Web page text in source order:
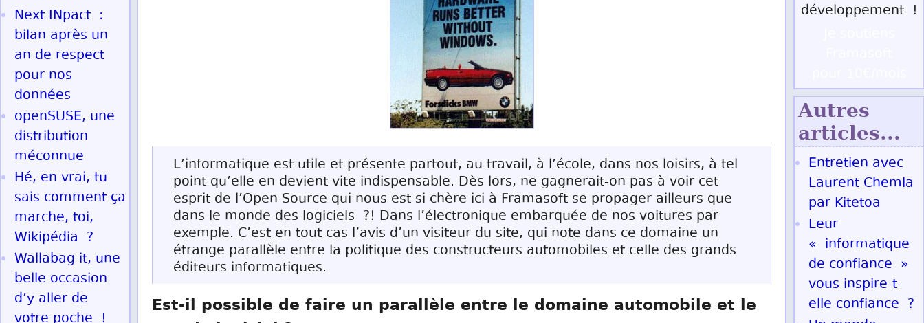
L’informatique est utile et présente partout, au travail, à l’école, dans nos loisirs, à tel
point qu’elle en devient vite indispensable. Dès lors, ne gagnerait-on pas à voir cet
esprit de l’Open Source qui nous est si chère ici à Framasoft se propager ailleurs que
dans le monde des logiciels ?! Dans l’électronique embarquée de nos voitures par
exemple. C’est en tout cas l’avis d’un visiteur du site, qui note dans ce domaine un
étrange parallèle entre la politique des constructeurs automobiles et celle des grands
éditeurs informatiques.
Est-il possible de faire un parallèle entre le domaine automobile et le
développement !
Autres
articles...
Entretien avec
Laurent Chemla
par Kitetoa
Leur
« informatique
de confiance »
vous inspire-t-
elle confiance ?
Next INpact :
bilan après un
an de respect
pour nos
données
openSUSE, une
distribution
méconnue
Hé, en vrai, tu
sais comment ça
marche, toi,
Wikipédia ?
Wallabag it, une
belle occasion
d’y aller de